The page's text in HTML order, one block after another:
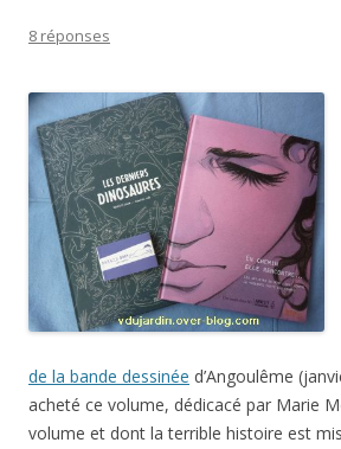
8 réponses
de la bande dessinée d’Angoulême
acheté ce volume, dédicacé par Marie
volume et dont la terrible histoire est